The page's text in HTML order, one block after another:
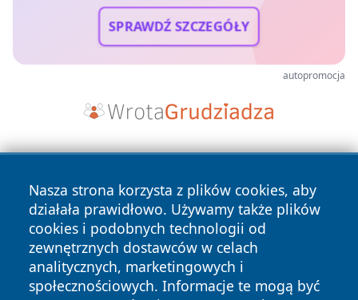
SPRAWDŹ SZCZEGÓŁY
autopromocja
Nasza strona korzysta z plików cookies, aby
działała prawidłowo. Używamy także plików
cookies i podobnych technologii od
zewnętrznych dostawców w celach
analitycznych, marketingowych i
społecznościowych. Informacje te mogą być
Copyright © 2026 portalkalisz.pl Wszystkie prawa
zastrzeżone.